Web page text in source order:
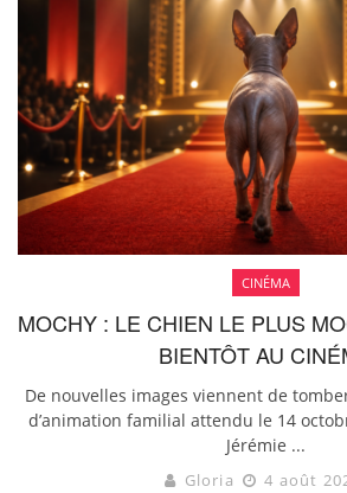
CINÉMA
MOCHY : LE CHIEN LE PLUS
BIENTÔT AU
De nouvelles images viennent de
d’animation familial attendu le 14
Jérémie ...
Gloria 4 août